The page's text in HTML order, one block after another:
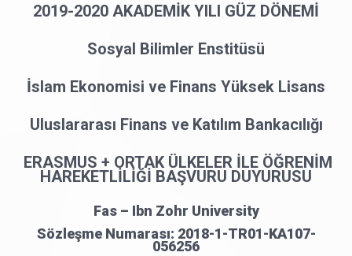
2019-2020 AKADEMİK YILI GÜZ DÖNEMİ
Sosyal Bilimler Enstitüsü
İslam Ekonomisi ve Finans Yüksek Lisans
Uluslararası Finans ve Katılım Bankacılığı
ERASMUS + ORTAK ÜLKELER İLE ÖĞRENİM
HAREKETLİLİĞİ BAŞVURU DUYURUSU
Fas – Ibn Zohr University
Sözleşme Numarası: 2018-1-TR01-KA107-
056256